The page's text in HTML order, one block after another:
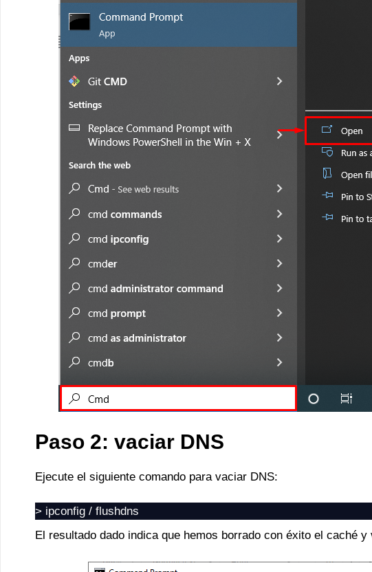
Paso 2: vaciar DNS
Ejecute el siguiente comando para vaciar DNS:
> ipconfig / flushdns
El resultado dado indica que hemos borrado con éxito el caché y